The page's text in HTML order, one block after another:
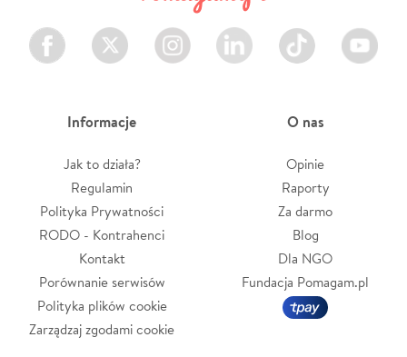
Facebook Twitter Instagram LinkedIn TikTok Youtube
Informacje
Jak to działa?
Regulamin
Polityka Prywatności
RODO - Kontrahenci
Kontakt
Porównanie serwisów
Polityka plików cookie
Zarządzaj zgodami cookie
O nas
Opinie
Raporty
Za darmo
Blog
Dla NGO
Fundacja Pomagam.pl